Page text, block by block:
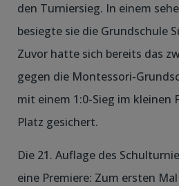
den Turniersieg. In einem
besiegte sie die Grundschule
Zuvor hatte sich bereits das
gegen die Montessori-
mit einem 1:0-Sieg im kleinen
Platz gesichert.
Die 21. Auflage des
eine Premiere: Zum ersten